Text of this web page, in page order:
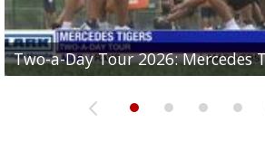
Two-a-Day Tour 2026: Mercedes
Two-a-Day Tour 2026: Progreso
Two-a-Day Tour 2026: Donna
Two-a-Day Tour 2026:
Two-a-Day Tour 2026: La Joya